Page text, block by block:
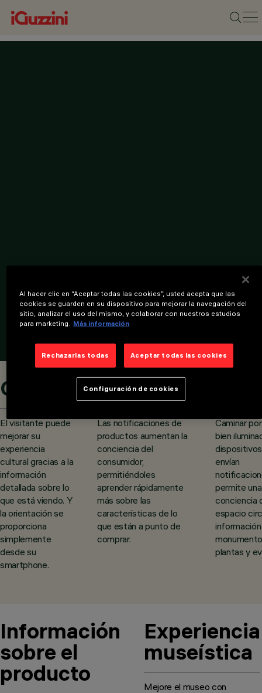
Cultura
El visitante puede
mejorar su
experiencia
cultural gracias a la
información
detallada sobre lo
que está viendo. Y
la orientación se
proporciona
simplemente
desde su
smartphone.
Shopping
Las notificaciones de
productos aumentan la
conciencia del
consumidor,
permitiéndoles
aprender rápidamente
más sobre las
características de lo
que están a punto de
comprar.
Caminar
bien
envían
permite
conciencia
espacio
plantas y
Información
sobre el
producto
Experiencia
museística
Mejore el museo con
Al hacer clic en “Aceptar todas las cookies”, usted acepta que las
cookies se guarden en su dispositivo para mejorar la navegación del
sitio, analizar el uso del mismo, y colaborar con nuestros estudios
para marketing. Más información
Rechazarlas todas Aceptar todas las cookies
Configuración de cookies